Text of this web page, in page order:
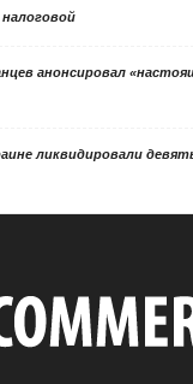
анонсировал
ликвидировали